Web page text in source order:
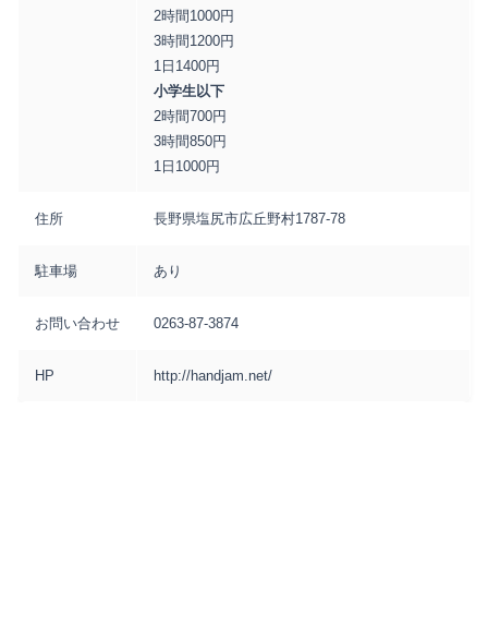
2時間1000円
3時間1200円
1日1400円
小学生以下
2時間700円
3時間850円
1日1000円
住所 長野県塩尻市広丘野村1787-78
駐車場 あり
お問い合わせ 0263-87-3874
HP http://handjam.net/